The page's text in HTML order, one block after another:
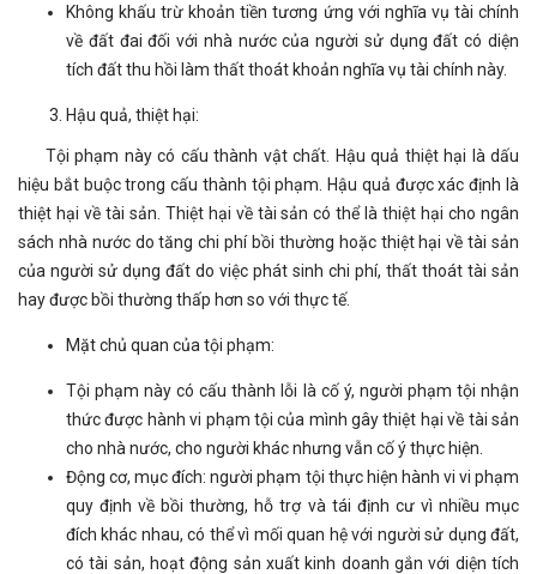
Không khấu trừ khoản tiền tương ứng với nghĩa vụ tài chính
về đất đai đối với nhà nước của người sử dụng đất có diện
tích đất thu hồi làm thất thoát khoản nghĩa vụ tài chính này.
Hậu quả, thiệt hại:
Tội phạm này có cấu thành vật chất. Hậu quả thiệt hại là dấu
hiệu bắt buộc trong cấu thành tội phạm. Hậu quả được xác định là
thiệt hại về tài sản. Thiệt hại về tài sản có thể là thiệt hại cho ngân
sách nhà nước do tăng chi phí bồi thường hoặc thiệt hại về tài sản
của người sử dụng đất do việc phát sinh chi phí, thất thoát tài sản
hay được bồi thường thấp hơn so với thực tế.
Mặt chủ quan của tội phạm:
Tội phạm này có cấu thành lỗi là cố ý, người phạm tội nhận
thức được hành vi phạm tội của mình gây thiệt hại về tài sản
cho nhà nước, cho người khác nhưng vẫn cố ý thực hiện.
Động cơ, mục đích: người phạm tội thực hiện hành vi vi phạm
quy định về bồi thường, hỗ trợ và tái định cư vì nhiều mục
đích khác nhau, có thể vì mối quan hệ với người sử dụng đất,
có tài sản, hoạt động sản xuất kinh doanh gắn với diện tích